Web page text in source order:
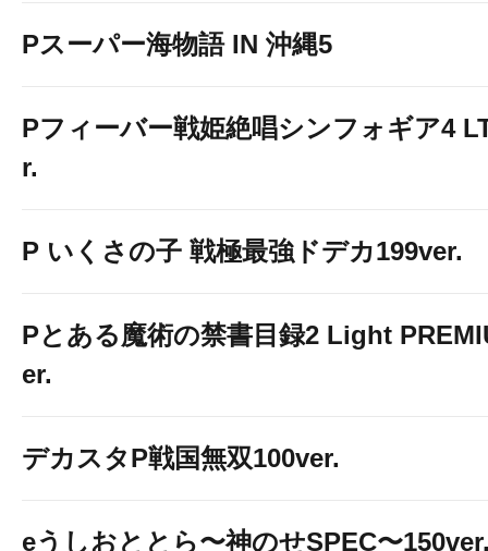
Pスーパー海物語 IN 沖縄5
Pフィーバー戦姫絶唱シンフォギア4
r.
P いくさの子 戦極最強ドデカ199ver.
Pとある魔術の禁書目録2 Light
er.
デカスタP戦国無双100ver.
eうしおととら〜神のせSPEC〜